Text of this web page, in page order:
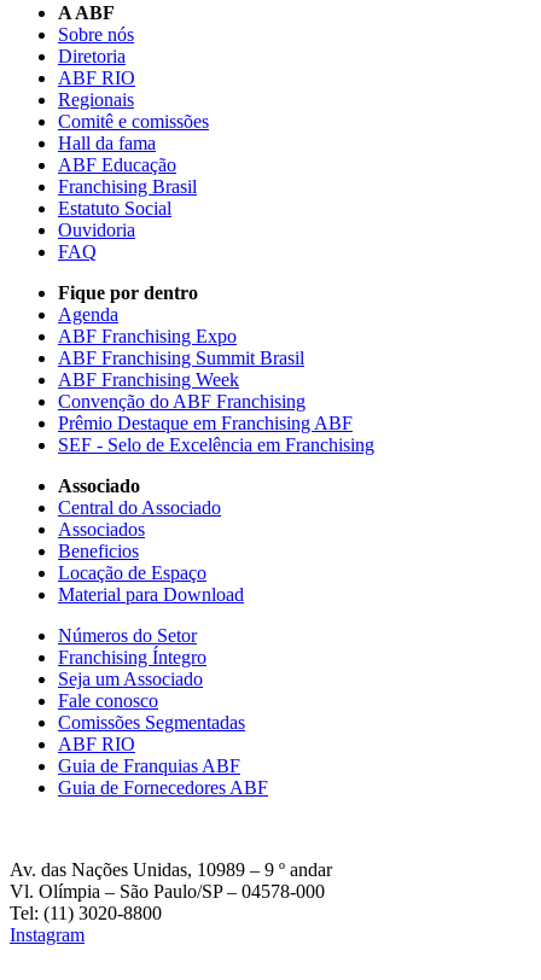
A ABF
Sobre nós
Diretoria
ABF RIO
Regionais
Comitê e comissões
Hall da fama
ABF Educação
Franchising Brasil
Estatuto Social
Ouvidoria
FAQ
Fique por dentro
Agenda
ABF Franchising Expo
ABF Franchising Summit Brasil
ABF Franchising Week
Convenção do ABF Franchising
Prêmio Destaque em Franchising ABF
SEF - Selo de Excelência em Franchising
Associado
Central do Associado
Associados
Beneficios
Locação de Espaço
Material para Download
Números do Setor
Franchising Íntegro
Seja um Associado
Fale conosco
Comissões Segmentadas
ABF RIO
Guia de Franquias ABF
Guia de Fornecedores ABF
Av. das Nações Unidas, 10989 – 9 º andar
Vl. Olímpia – São Paulo/SP – 04578-000
Tel: (11) 3020-8800
Instagram